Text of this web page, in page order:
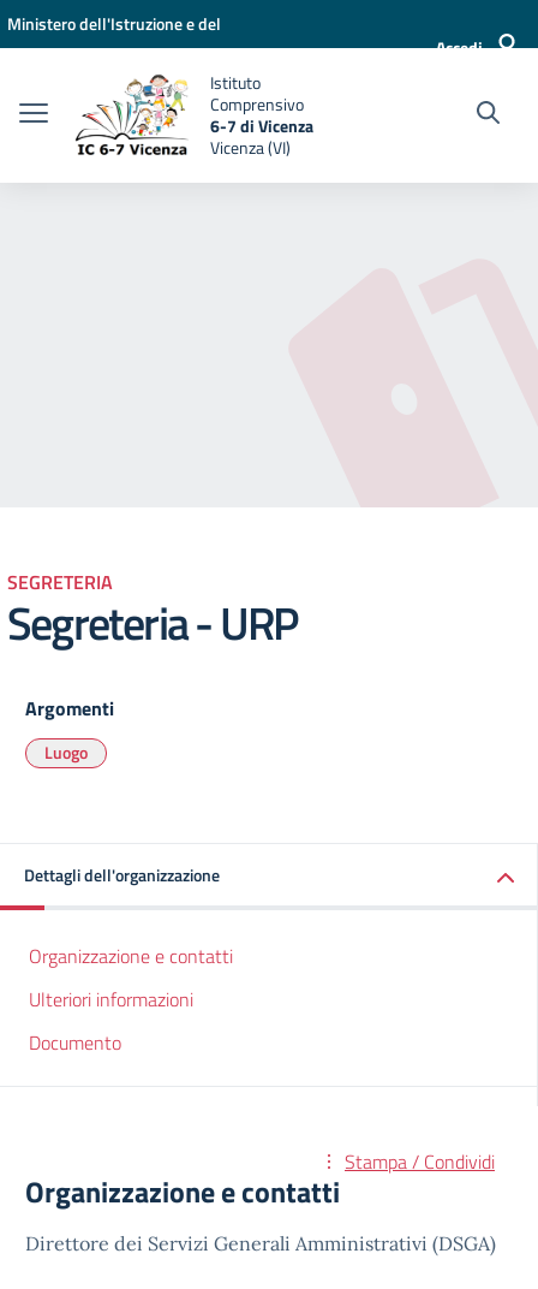
Vai ai contenuti
Vai al menu di navigazione
Vai al footer
Ministero dell'Istruzione e del
Accedi
Istituto
Comprensivo
6-7 di Vicenza
Vicenza (VI)
SEGRETERIA
Segreteria - URP
Argomenti
Luogo
Dettagli dell'organizzazione
Organizzazione e contatti
Ulteriori informazioni
Documento
Stampa / Condividi
Organizzazione e contatti
Direttore dei Servizi Generali Amministrativi (DSGA)